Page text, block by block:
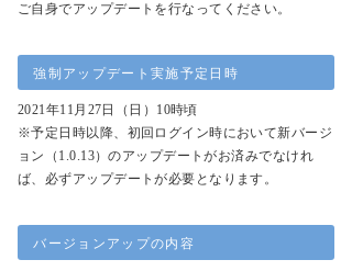
ご自身でアップデートを行なってください。
強制アップデート実施予定日時
2021年11月27日（日）10時頃
※予定日時以降、初回ログイン時において新バージ
ョン（1.0.13）のアップデートがお済みでなけれ
ば、必ずアップデートが必要となります。
バージョンアップの内容